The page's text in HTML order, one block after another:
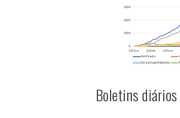
Boletins diários